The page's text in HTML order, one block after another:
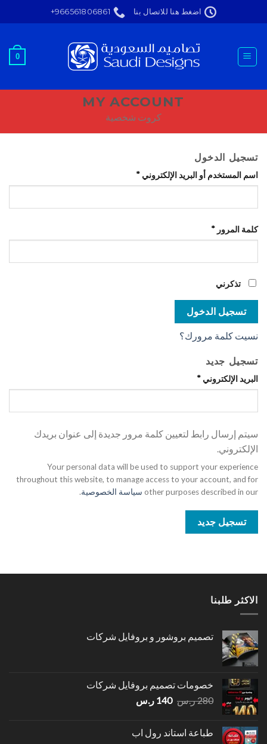
to
اضغط هنا للاتصال بنا 966561806861+
0
MY ACCOUNT
كروت شخصية
تسجيل الدخول
اسم المستخدم أو البريد الإلكتروني *
كلمة المرور *
تذكرني
تسجيل الدخول
نسيت كلمة مرورك؟
تسجيل جديد
البريد الإلكتروني *
سيتم إرسال رابط لتعيين كلمة مرور جديدة إلى عنوان بريدك
الإلكتروني.
Your personal data will be used to support your experience
throughout this website, to manage access to your account, and for
other purposes described in our سياسة الخصوصية.
تسجيل جديد
الاكثر طلبنا
تصميم بروشور و بروفايل شركات
خصومات تصميم بروفايل شركات
280ر.س السعر
280 ر.س.
140 ر.سالسعر
140 ر.س.طباعة استاند رول اب